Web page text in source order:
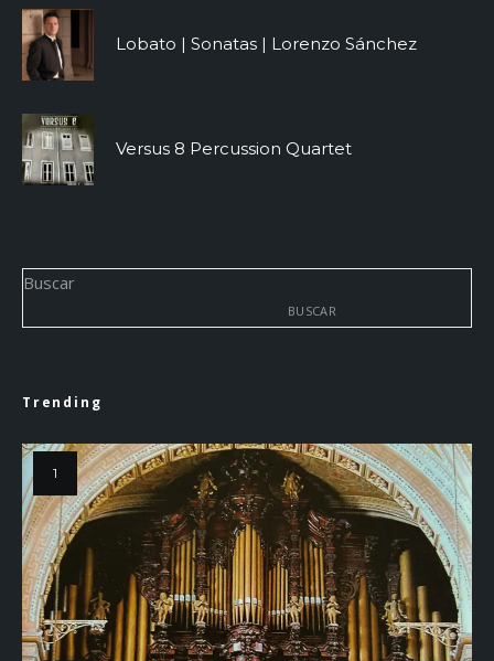
Lobato | Sonatas | Lorenzo Sánchez
Versus 8 Percussion Quartet
Buscar
BUSCAR
Trending